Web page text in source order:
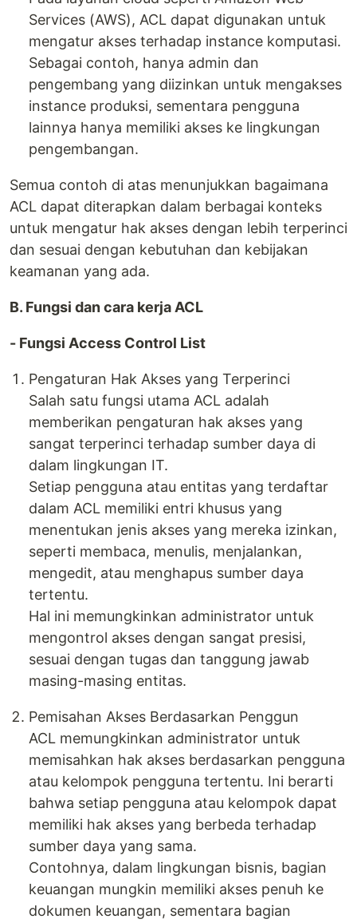
Services (AWS), ACL dapat digunakan untuk
mengatur akses terhadap instance komputasi.
Sebagai contoh, hanya admin dan
pengembang yang diizinkan untuk mengakses
instance produksi, sementara pengguna
lainnya hanya memiliki akses ke lingkungan
pengembangan.
Semua contoh di atas menunjukkan bagaimana
ACL dapat diterapkan dalam berbagai konteks
untuk mengatur hak akses dengan lebih terperinci
dan sesuai dengan kebutuhan dan kebijakan
keamanan yang ada.
B. Fungsi dan cara kerja ACL
- Fungsi Access Control List
Pengaturan Hak Akses yang Terperinci
Salah satu fungsi utama ACL adalah
memberikan pengaturan hak akses yang
sangat terperinci terhadap sumber daya di
dalam lingkungan IT.
Setiap pengguna atau entitas yang terdaftar
dalam ACL memiliki entri khusus yang
menentukan jenis akses yang mereka izinkan,
seperti membaca, menulis, menjalankan,
mengedit, atau menghapus sumber daya
tertentu.
Hal ini memungkinkan administrator untuk
mengontrol akses dengan sangat presisi,
sesuai dengan tugas dan tanggung jawab
masing-masing entitas.
Pemisahan Akses Berdasarkan Penggun
ACL memungkinkan administrator untuk
memisahkan hak akses berdasarkan pengguna
atau kelompok pengguna tertentu. Ini berarti
bahwa setiap pengguna atau kelompok dapat
memiliki hak akses yang berbeda terhadap
sumber daya yang sama.
Contohnya, dalam lingkungan bisnis, bagian
keuangan mungkin memiliki akses penuh ke
dokumen keuangan, sementara bagian